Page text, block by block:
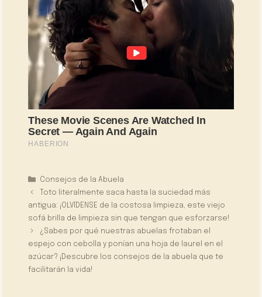
Categorías
Consejos de la Abuela
Toto literalmente saca hasta la suciedad más
antigua: ¡OLVÍDENSE de la costosa limpieza, este viejo
sofá brilla de limpieza sin que tengan que esforzarse!
¿Sabes por qué nuestras abuelas frotaban el
espejo con cebolla y ponían una hoja de laurel en el
azúcar? ¡Descubre los consejos de la abuela que te
facilitarán la vida!